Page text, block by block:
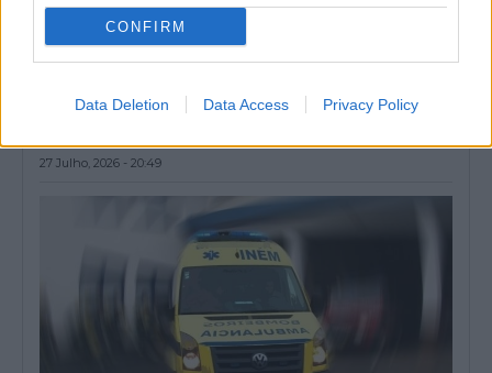
CONFIRM
Data Deletion Data Access Privacy Policy
automóvel e camião
27 Julho, 2026 - 20:49